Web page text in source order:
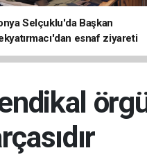
Selçuklu'da Başkan
esnaf ziyareti